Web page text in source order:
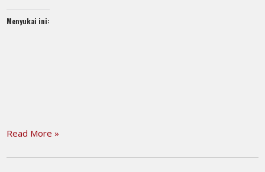
Menyukai ini:
Read More »